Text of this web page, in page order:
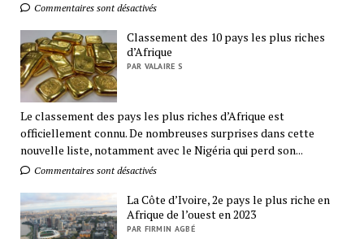
Commentaires sont désactivés
Classement des 10 pays les plus riches
d’Afrique
PAR VALAIRE S
Le classement des pays les plus riches d’Afrique est
officiellement connu. De nombreuses surprises dans cette
nouvelle liste, notamment avec le Nigéria qui perd son...
Commentaires sont désactivés
La Côte d’Ivoire, 2e pays le plus riche en
Afrique de l’ouest en 2023
PAR FIRMIN AGBÉ